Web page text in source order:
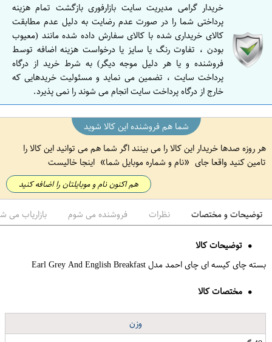
ا
ص
ف
ه
ا
ن
خریدار گرامی مدیریت سایت بازارفوری بازگشت تمام هزینه
پرداختی شما را در صورت عدم رضایت به دلیل عدم مطابقت
کالای خریداری شده با کالای سفارش داده شده مانند (معیوب
بودن ، تفاوت رنگ یا سایز یا درخواست هزینه اضافه توسط
فروشنده و یا هر دلیل موجه دیگر) به شرط خرید از درگاه
پرداخت سایت ، تضمین می نماید و مسئولیت خریدهایی که
خارج از درگاه پرداخت سایت انجام می شوند را نمی پذیرد.
شما هم فروشنده این کالا شوید
هر روزه صدها خریدار این کالا را می بینند اگر شما هم می توانید این کالا را
تامین کنید واقعا جای
نام و شماره موبایل شما اینجا خالیست
هم اکنون نام و موبایلتان را اضافه کنید
توضیحات و مختصات نظرات فروشنده می شوم بازاریاب می
توضیحات کالا
بسته چای کیسه ای چای احمد مدل Earl Grey And English Breakfast
مختصات کالا
وزن